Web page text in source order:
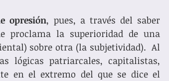
opresión, pues, a través del saber
proclama la superioridad de una
sobre otra (la subjetividad).  Al
lógicas patriarcales, capitalistas,
en el extremo del que se dice el